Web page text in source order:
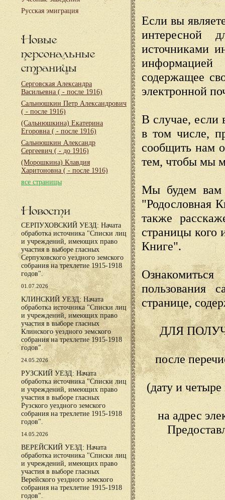
Русская эмиграция
Новые
персональные
страницы
Серговская Александра
Васильевна ( - после 1916)
Сальнюшкин Петр Александрович
( - после 1916)
(Сальнюшкина) Екатерина
Егоровна ( - после 1916)
Сальнюшкин Александр
Сергеевич ( - до 1916)
(Морошкина) Клавдия
Харитоновна ( - после 1916)
все страницы
Новости
СЕРПУХОВСКИЙ УЕЗД: Начата
обработка источника "Списки лиц
и учреждений, имеющих право
участия в выборе гласных
Серпуховского уездного земского
собрания на трехлетие 1915-1918
годов".
01.07.2026
КЛИНСКИЙ УЕЗД: Начата
обработка источника "Списки лиц
и учреждений, имеющих право
участия в выборе гласных
Клинского уездного земского
собрания на трехлетие 1915-1918
годов".
24.05.2026
РУЗСКИЙ УЕЗД: Начата
обработка источника "Списки лиц
и учреждений, имеющих право
участия в выборе гласных
Рузского уездного земского
собрания на трехлетие 1915-1918
годов".
14.05.2026
ВЕРЕЙСКИЙ УЕЗД: Начата
обработка источника "Списки лиц
и учреждений, имеющих право
участия в выборе гласных
Верейского уездного земского
собрания на трехлетие 1915-1918
годов".
Если вы
интересной
источниками
содержащее
электронной
В случае, если
в том числе,
сообщить нам
тем, чтобы мы
Мы будем вам
"Родословная
также
страницы кого
Книге".
пользования
странице,
ДЛЯ
после
(дату и
на адрес